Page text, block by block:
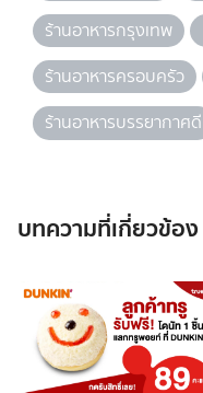
ร้านอาหารกรุงเทพ
ร้านอาหารครอบครัว
ร้านอาหารบรรยากาศดี
บทความที่เกี่ยวข้อง